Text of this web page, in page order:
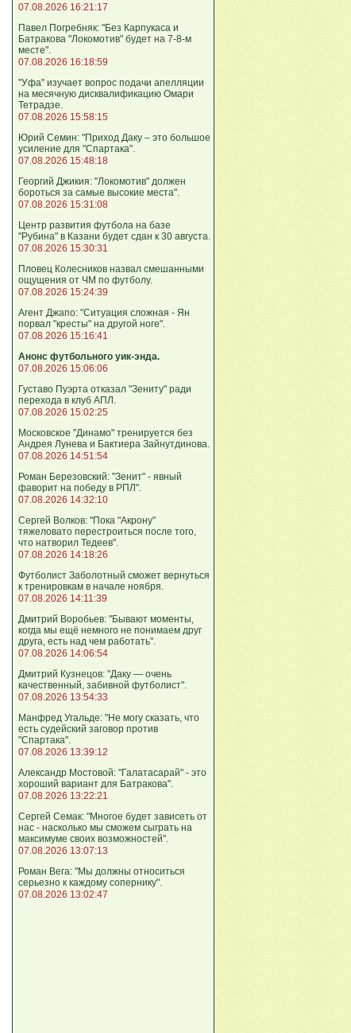
07.08.2026 16:21:17
Павел Погребняк: "Без Карпукаса и
Батракова "Локомотив" будет на 7-8-м
месте".
07.08.2026 16:18:59
"Уфа" изучает вопрос подачи апелляции
на месячную дисквалификацию Омари
Тетрадзе.
07.08.2026 15:58:15
Юрий Семин: "Приход Даку – это большое
усиление для "Спартака".
07.08.2026 15:48:18
Георгий Джикия: "Локомотив" должен
бороться за самые высокие места".
07.08.2026 15:31:08
Центр развития футбола на базе
"Рубина" в Казани будет сдан к 30 августа.
07.08.2026 15:30:31
Пловец Колесников назвал смешанными
ощущения от ЧМ по футболу.
07.08.2026 15:24:39
Агент Джапо: "Ситуация сложная - Ян
порвал "кресты" на другой ноге".
07.08.2026 15:16:41
Анонс футбольного уик-энда.
07.08.2026 15:06:06
Густаво Пуэрта отказал "Зениту" ради
перехода в клуб АПЛ.
07.08.2026 15:02:25
Московское "Динамо" тренируется без
Андрея Лунева и Бактиера Зайнутдинова.
07.08.2026 14:51:54
Роман Березовский: "Зенит" - явный
фаворит на победу в РПЛ".
07.08.2026 14:32:10
Сергей Волков: "Пока "Акрону"
тяжеловато перестроиться после того,
что натворил Тедеев".
07.08.2026 14:18:26
Футболист Заболотный сможет вернуться
к тренировкам в начале ноября.
07.08.2026 14:11:39
Дмитрий Воробьев: "Бывают моменты,
когда мы ещё немного не понимаем друг
друга, есть над чем работать".
07.08.2026 14:06:54
Дмитрий Кузнецов: "Даку — очень
качественный, забивной футболист".
07.08.2026 13:54:33
Манфред Угальде: "Не могу сказать, что
есть судейский заговор против
"Спартака".
07.08.2026 13:39:12
Александр Мостовой: "Галатасарай" - это
хороший вариант для Батракова".
07.08.2026 13:22:21
Сергей Семак: "Многое будет зависеть от
нас - насколько мы сможем сыграть на
максимуме своих возможностей".
07.08.2026 13:07:13
Роман Вега: "Мы должны относиться
серьезно к каждому сопернику".
07.08.2026 13:02:47